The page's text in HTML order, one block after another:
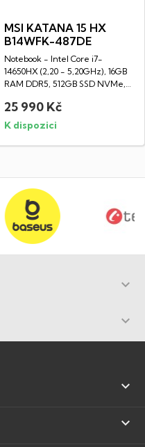
MSI KATANA 15 HX
B14WFK-487DE
Notebook - Intel Core i7-
14650HX (2,20 - 5,20GHz), 16GB
RAM DDR5, 512GB SSD NVMe,
25 990 Kč
K dispozici



